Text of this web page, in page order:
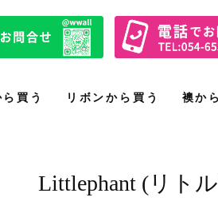
買う リボンから買う 襖か
Littlephant (リト